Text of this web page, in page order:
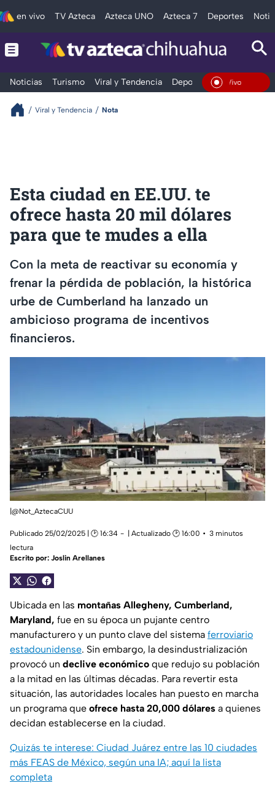
en vivo TV Azteca Azteca UNO Azteca 7 Deportes
Noticias Turismo Viral y Tendencia Deportes Espectáculos
En Vivo
Viral y Tendencia Nota
Esta ciudad en EE.UU. te
ofrece hasta 20 mil dólares
para que te mudes a ella
Con la meta de reactivar su economía y
frenar la pérdida de población, la histórica
urbe de Cumberland ha lanzado un
ambicioso programa de incentivos
financieros.
|@Not_AztecaCUU
Publicado 25/02/2025 | 🕑 16:34 | Actualizado 🕑 16:00
3 minutos
lectura
Escrito por: Joslin Arellanes
Ubicada en las montañas Allegheny, Cumberland,
Maryland, fue en su época un pujante centro
manufacturero y un punto clave del sistema ferroviario
estadounidense. Sin embargo, la desindustrialización
provocó un declive económico que redujo su población
a la mitad en las últimas décadas. Para revertir esta
situación, las autoridades locales han puesto en marcha
un programa que ofrece hasta 20,000 dólares a quienes
decidan establecerse en la ciudad.
Quizás te interese: Ciudad Juárez entre las 10 ciudades
más FEAS de México, según una IA; aquí la lista
completa